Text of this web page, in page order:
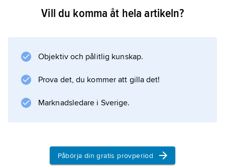
I direkt tal hänvisar deiktiska ord till den
deixis
jag och kan inte annat” betecknar
jag
den som citeras (inte den som citerar) och
platsen för
Vill du komma åt hela artikeln?
Objektiv och pålitlig kunskap.
Prova det, du kommer att gilla det!
Marknadsledare i Sverige.
Påbörja din gratis provperiod